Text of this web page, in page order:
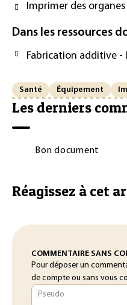
Imprimer des organes
Dans les ressources
Fabrication additive -
Santé Équipement
Les derniers
Bon document
Réagissez à cet
COMMENTAIRE SANS
Pour déposer un
de compte ou sans vous
Pseudo